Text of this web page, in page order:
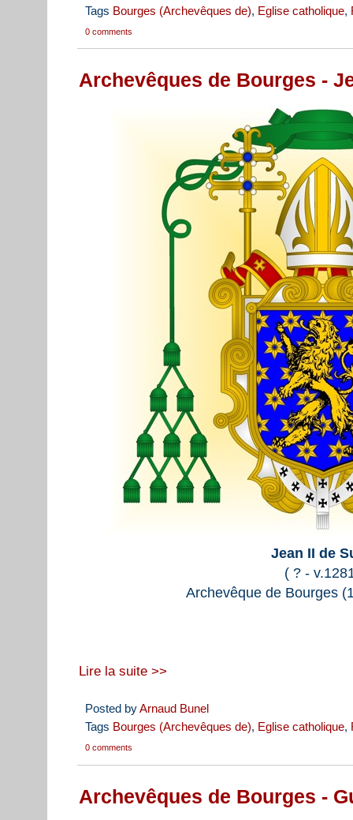
Tags Bourges (Archevêques de), Eglise catholique,
0 comments
Archevêques de Bourges -
Jean II de
( ? -
Archevêque de Bourges
Lire la suite >>
Posted byArnaud Bunel
Tags Bourges (Archevêques de), Eglise catholique,
0 comments
Archevêques de Bourges -